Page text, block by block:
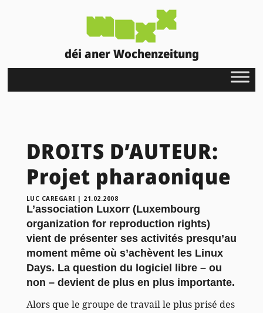
déi aner Wochenzeitung
DROITS D’AUTEUR:
Projet pharaonique
LUC CAREGARI | 21.02.2008
L’association Luxorr (Luxembourg
organization for reproduction rights)
vient de présenter ses activités presqu’au
moment même où s’achèvent les Linux
Days. La question du logiciel libre – ou
non – devient de plus en plus importante.
Alors que le groupe de travail le plus prisé des